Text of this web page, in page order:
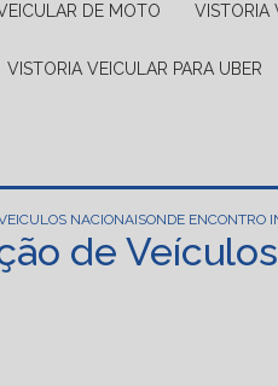
VEICULAR DE MOTO
VISTORIA VEICULAR PARA UBER
NACIONAISONDE ENCONTRO
de